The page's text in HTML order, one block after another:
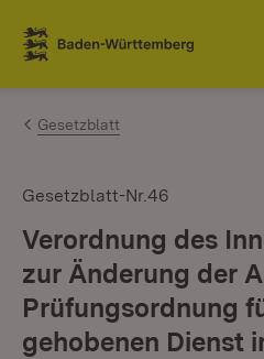
Zum Inhalt springen
Link zur Startseite
Gesetzblatt
Gesetzblatt-Nr.46
Verordnung des
zur Änderung der
Prüfungsordnung
gehobenen Dienst